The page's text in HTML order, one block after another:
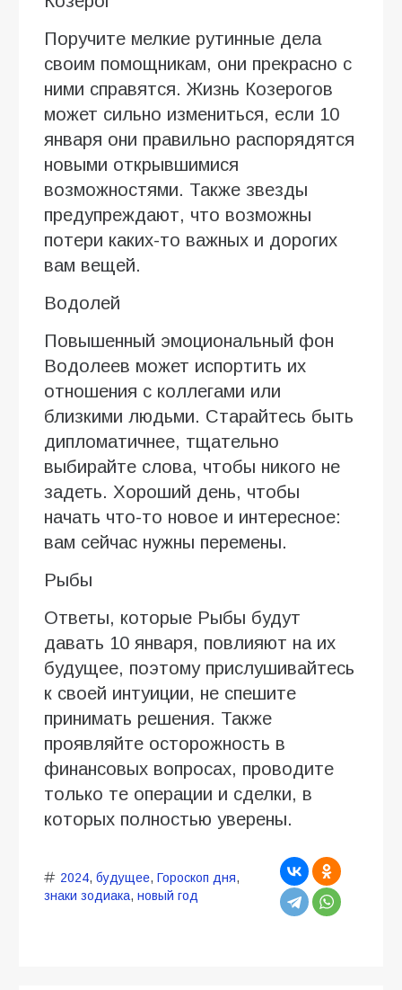
Поручите мелкие рутинные дела
своим помощникам, они прекрасно с
ними справятся. Жизнь Козерогов
может сильно измениться, если 10
января они правильно распорядятся
новыми открывшимися
возможностями. Также звезды
предупреждают, что возможны
потери каких-то важных и дорогих
вам вещей.
Водолей
Повышенный эмоциональный фон
Водолеев может испортить их
отношения с коллегами или
близкими людьми. Старайтесь быть
дипломатичнее, тщательно
выбирайте слова, чтобы никого не
задеть. Хороший день, чтобы
начать что-то новое и интересное:
вам сейчас нужны перемены.
Рыбы
Ответы, которые Рыбы будут
давать 10 января, повлияют на их
будущее, поэтому прислушивайтесь
к своей интуиции, не спешите
принимать решения. Также
проявляйте осторожность в
финансовых вопросах, проводите
только те операции и сделки, в
которых полностью уверены.
2024, будущее, Гороскоп дня,
знаки зодиака, новый год